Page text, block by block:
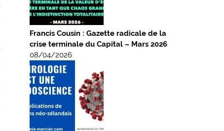
Francis Cousin : Gazette radicale de la
crise terminale du Capital – Mars 2026
08/04/2026